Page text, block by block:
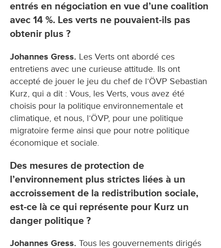
entrés en négociation en vue d’une coalition
avec 14 %. Les verts ne pouvaient-ils pas
obtenir plus ?
Johannes Gress. Les Verts ont abordé ces
entretiens avec une curieuse attitude. Ils ont
accepté de jouer le jeu du chef de l’ÖVP Sebastian
Kurz, qui a dit : Vous, les Verts, vous avez été
choisis pour la politique environnementale et
climatique, et nous, l’ÖVP, pour une politique
migratoire ferme ainsi que pour notre politique
économique et sociale.
Des mesures de protection de
l’environnement plus strictes liées à un
accroissement de la redistribution sociale,
est-ce là ce qui représente pour Kurz un
danger politique ?
Johannes Gress. Tous les gouvernements dirigés